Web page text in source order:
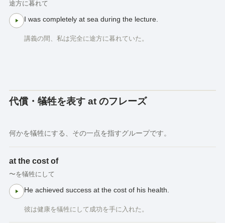
途方に暮れて
I was completely at sea during the lecture.
講義の間、私は完全に途方に暮れていた。
代償・犠牲を表す at のフレーズ
何かを犠牲にする、その一点を指すグループです。
at the cost of
〜を犠牲にして
He achieved success at the cost of his health.
彼は健康を犠牲にして成功を手に入れた。